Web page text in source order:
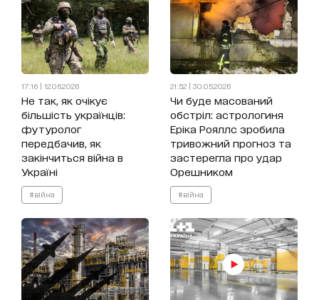
17:16 | 12.06.2026
Не так, як очікує
більшість українців:
футуролог
передбачив, як
закінчиться війна в
Україні
#війна
21:52 | 30.05.2026
Чи буде масований
обстріл: астрологиня
Еріка Рояллс зробила
тривожний прогноз та
застерегла про удар
Орешником
#війна